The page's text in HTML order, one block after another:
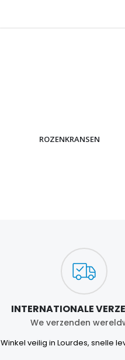
ROZENKRANSEN
INTERNATIONALE
We verzenden
Winkel veilig in Lourdes, snelle